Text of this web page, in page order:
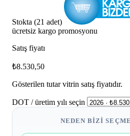
Stokta (21 adet)
ücretsiz kargo promosyonu
Satış fiyatı
₺8.530,50
Gösterilen tutar vitrin satış fiyatıdır.
DOT / üretim yılı seçin
NEDEN BIZI